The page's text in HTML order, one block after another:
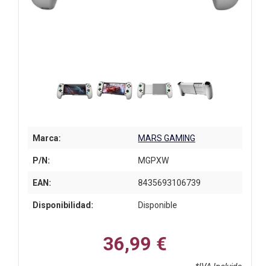
Marca: MARS GAMING
P/N: MGPXW
EAN: 8435693106739
Disponibilidad: Disponible
36,99 €